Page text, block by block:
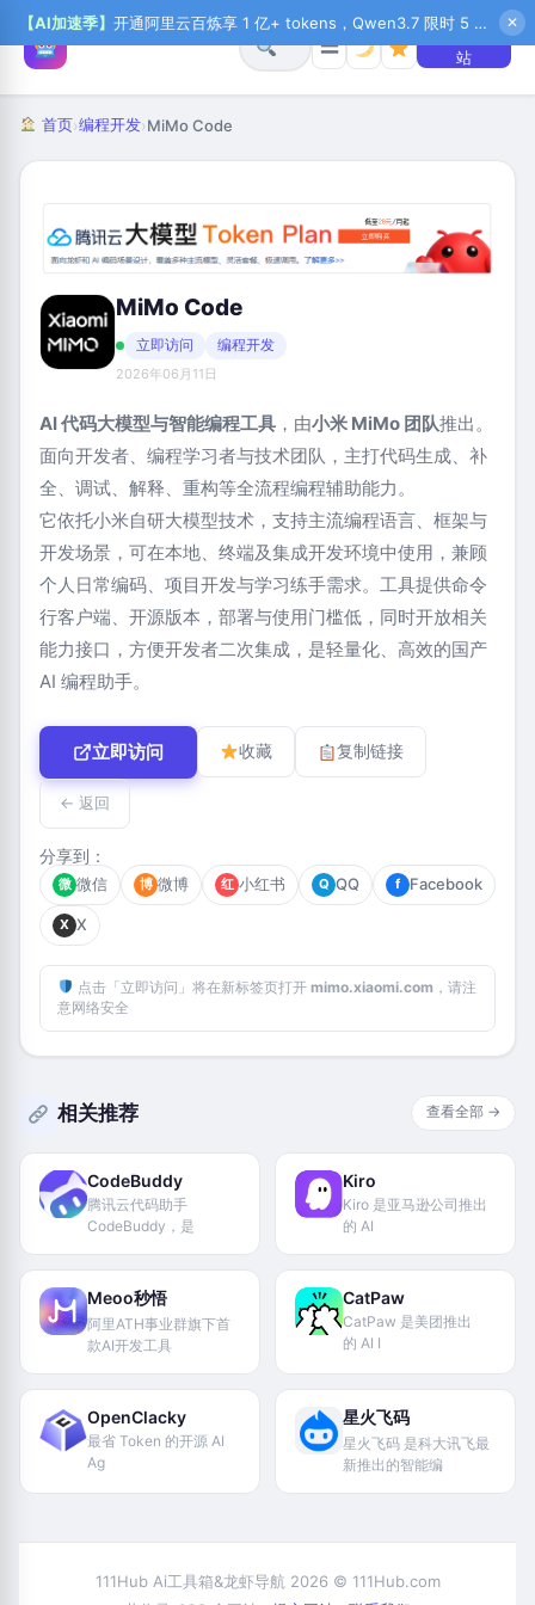
【AI加速季】 开通阿里云百炼享 1 亿+ tokens，Qwen3.7 限时 5 折起，秒悟新注送 1 万积分，加入 OPC 赢百万助力金，QoderWork CN 首月 0 元 ✕
☰
+ 提交网
站
首页›编程开发›MiMo Code
MiMo Code
立即访问 编程开发
2026年06月11日
AI 代码大模型与智能编程工具 ，由小米 MiMo 团队推出。
面向开发者、编程学习者与技术团队，主打代码生成、补
全、调试、解释、重构等全流程编程辅助能力。
它依托小米自研大模型技术，支持主流编程语言、框架与
开发场景，可在本地、终端及集成开发环境中使用，兼顾
个人日常编码、项目开发与学习练手需求。工具提供命令
行客户端、开源版本，部署与使用门槛低，同时开放相关
能力接口，方便开发者二次集成，是轻量化、高效的国产
AI 编程助手。
立即访问 收藏 复制链接
← 返回
分享到：
微 微信 博 微博 红 小红书 Q QQ f Facebook
X X
点击「立即访问」将在新标签页打开 mimo.xiaomi.com ，请注
意网络安全
相关推荐 查看全部 →
CodeBuddy
腾讯云代码助手
CodeBuddy，是
Kiro
Kiro 是亚马逊公司推出
的 AI
Meoo秒悟
阿里ATH事业群旗下首
款AI开发工具
CatPaw
CatPaw 是美团推出
的 AI I
OpenClacky
最省 Token 的开源 AI
Ag
星火飞码
星火飞码 是科大讯飞最
新推出的智能编
111Hub Ai工具箱&龙虾导航 2026 © 111Hub.com